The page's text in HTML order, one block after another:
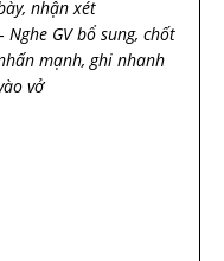
nhận xét
Nghe GV bổ sung, chốt
mạnh, ghi nhanh
vở